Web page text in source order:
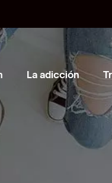
La adicción